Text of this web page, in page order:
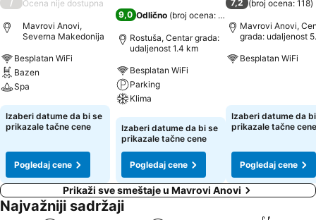
/ Ocena nije dostupna
Mavrovi Anovi,
Severna Makedonija
Besplatan WiFi
Bazen
Spa
Pogledaj cene
Izaberi datume da bi se
prikazale tačne cene
Pogledaj cene
9,0 Odlično (broj ocena: 359
Rostuša, Centar grada:
udaljenost 1.4 km
Besplatan WiFi
Parking
Klima
Pogledaj cene
Izaberi datume da bi se
prikazale tačne cene
Pogledaj cene
7,2 (broj ocena: 118)
Mavrovi Anovi,
grada: udaljenost
Besplatan WiFi
Izaberi datume da
prikazale tačne cene
Pogledaj cene
Prikaži sve smeštaje u Mavrovi Anovi
Najvažniji sadržaji